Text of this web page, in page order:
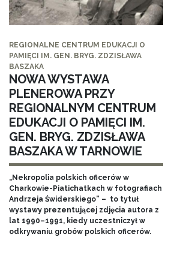
REGIONALNE CENTRUM EDUKACJI O
PAMIĘCI IM. GEN. BRYG. ZDZISŁAWA
BASZAKA
NOWA WYSTAWA
PLENEROWA PRZY
REGIONALNYM CENTRUM
EDUKACJI O PAMIĘCI IM.
GEN. BRYG. ZDZISŁAWA
BASZAKA W TARNOWIE
„Nekropolia polskich oficerów w
Charkowie-Piatichatkach w fotografiach
Andrzeja Świderskiego” – to tytuł
wystawy prezentującej zdjęcia autora z
lat 1990–1991, kiedy uczestniczył w
odkrywaniu grobów polskich oficerów.